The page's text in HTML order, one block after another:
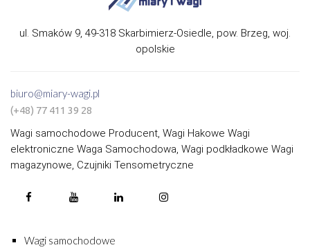
ul. Smaków 9, 49-318 Skarbimierz-Osiedle, pow. Brzeg, woj.
opolskie
biuro@miary-wagi.pl
(+48) 77 411 39 28
Wagi samochodowe Producent, Wagi Hakowe Wagi
elektroniczne Waga Samochodowa, Wagi podkładkowe Wagi
magazynowe, Czujniki Tensometryczne
Wagi samochodowe